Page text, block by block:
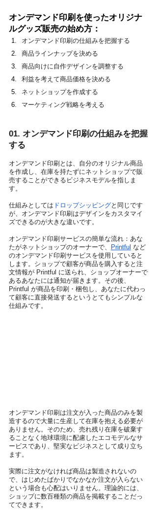
オンデマンド印刷を使ったオリジナ
ルグッズ販売の始め方：
オンデマンド印刷の仕組みを把握する
商品ラインナップを決める
商品向けに自作デザインを調整する
利益を考えて商品価格を決める
ネットショップを作成する
マーケティング戦略を考える
01. オンデマンド印刷の仕組みを把握
する
オンデマンド印刷とは、自分のオリジナル商品
を作成し、在庫を持たずにネットショップで販
売することができるビジネスモデルを指しま
す。
仕組みとしては ドロップシッピングと同じです
が、オンデマンド印刷はデザインをカスタマイ
ズできるのが大きな違いです。
オンデマンド印刷サービスの簡単な流れ：あな
たがネットショップのオーナーで、
Printful など
のオンデマンド印刷サービスを使用していると
します。ショップで顧客が商品を購入すると注
文情報が Printful に送られ、ショップオーナーで
あるあなたには通知が届きます。その後、
Printful が商品を印刷・梱包し、あなたに代わっ
て顧客に直接発送するというとてもシンプルな
仕組みです。
オンデマンド印刷は注文が入った商品のみを製
造するので大量に生産して在庫を抱える必要が
ありません。そのため、売れ残り在庫を破棄す
ることなく地球環境に配慮したエコモデルなサ
ービスであり、堅実なビジネスとして成り立ち
ます。
実際に注文がなければ商品は製造されないの
で、はじめたばかりでなかなか注文が入らない
という場合も心配はいりません。理論的には、
ショップに数百種類の商品を掲載することだっ
てできます。